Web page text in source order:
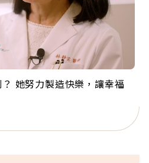
她努力製造快樂，讓幸福
台灣奉獻36年 「台灣是我
！」
灣找快樂！「蛋黃哥小
萬爺奶：退休後才開始真
成為全球最年長羽球選
是「這個」
手阿伯拉小提琴還登上小